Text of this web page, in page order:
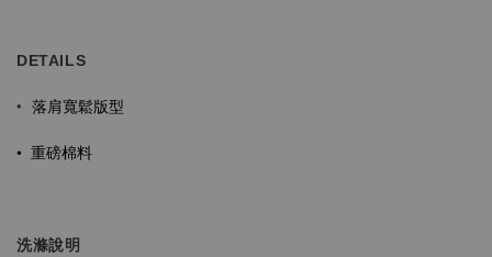
DETAILS
• 落肩寬鬆版型
• 重磅棉料
洗滌說明